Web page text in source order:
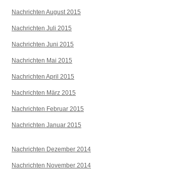
Nachrichten August 2015
Nachrichten Juli 2015
Nachrichten Juni 2015
Nachrichten Mai 2015
Nachrichten April 2015
Nachrichten März 2015
Nachrichten Februar 2015
Nachrichten Januar 2015
Nachrichten Dezember 2014
Nachrichten November 2014